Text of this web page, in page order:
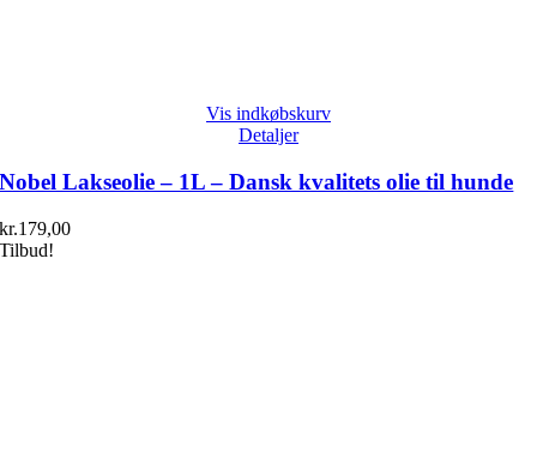
Vis indkøbskurv
Detaljer
Nobel Lakseolie – 1L – Dansk kvalitets olie til hunde
kr.179,00
Tilbud!